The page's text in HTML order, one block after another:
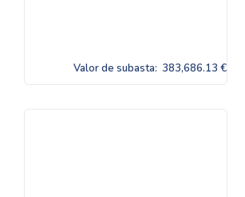
Valor de subasta: 383,686.13 €